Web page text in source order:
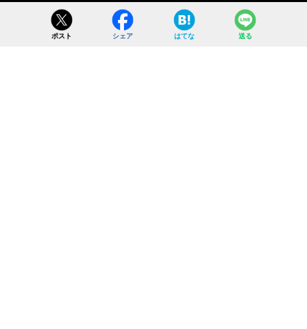
ポスト シェア はてな 送る